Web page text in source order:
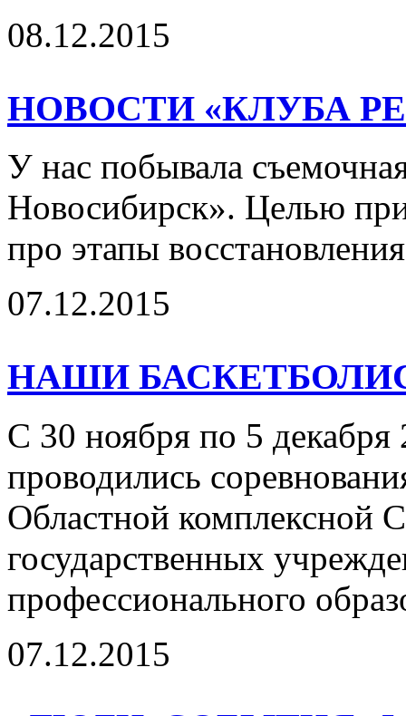
08.12.2015
НОВОСТИ «КЛУБА
У нас побывала
Новосибирск». Целью
про этапы
07.12.2015
НАШИ
С 30 ноября по 5 декабря
проводились
Областной комплексной
государственных
профессионального
07.12.2015